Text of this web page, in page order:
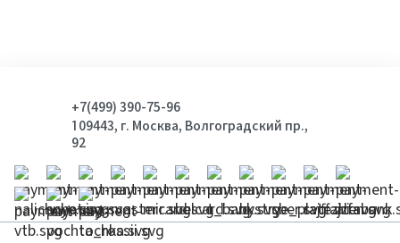
+7(499) 390-75-96
109443, г. Москва, Волгоградский пр.,
92